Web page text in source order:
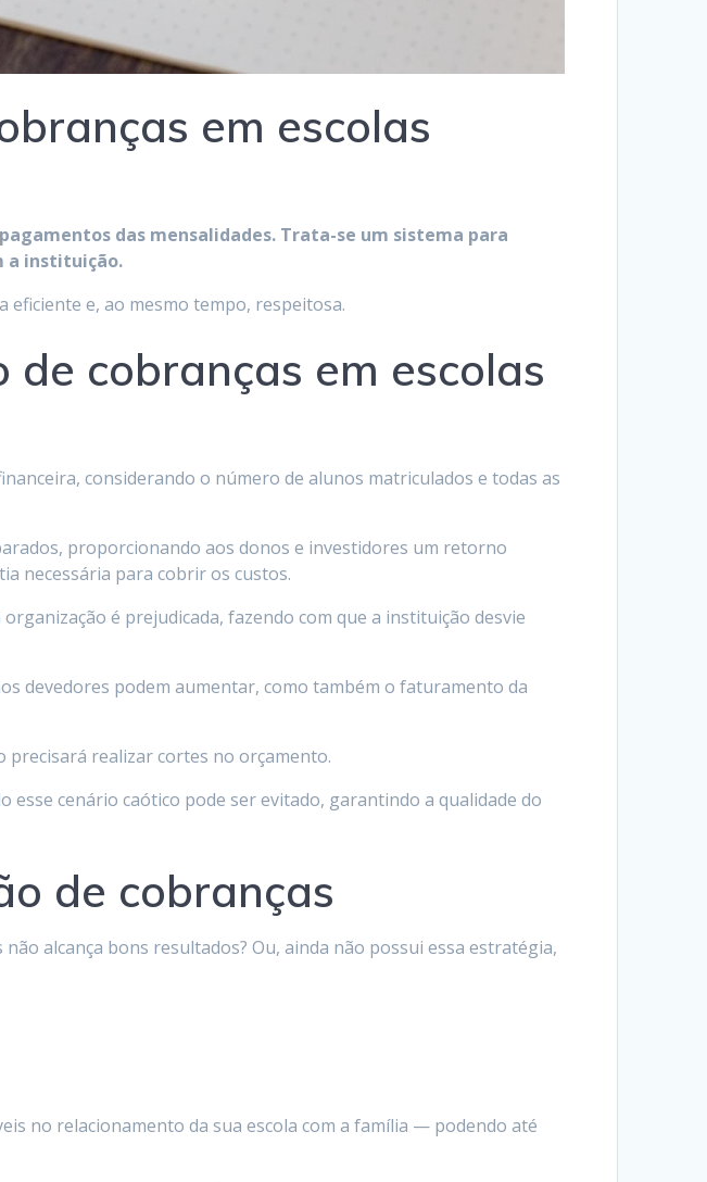
em escolas
das mensalidades. Trata-se um sistema para
a instituição.
eficiente e, ao mesmo tempo, respeitosa.
cobranças em escolas
considerando o número de alunos matriculados e todas as
proporcionando aos donos e investidores um retorno
necessária para cobrir os custos.
é prejudicada, fazendo com que a instituição desvie
devedores podem aumentar, como também o faturamento da
precisará realizar cortes no orçamento.
cenário caótico pode ser evitado, garantindo a qualidade do
de cobranças
alcança bons resultados? Ou, ainda não possui essa estratégia,
no relacionamento da sua escola com a família — podendo até